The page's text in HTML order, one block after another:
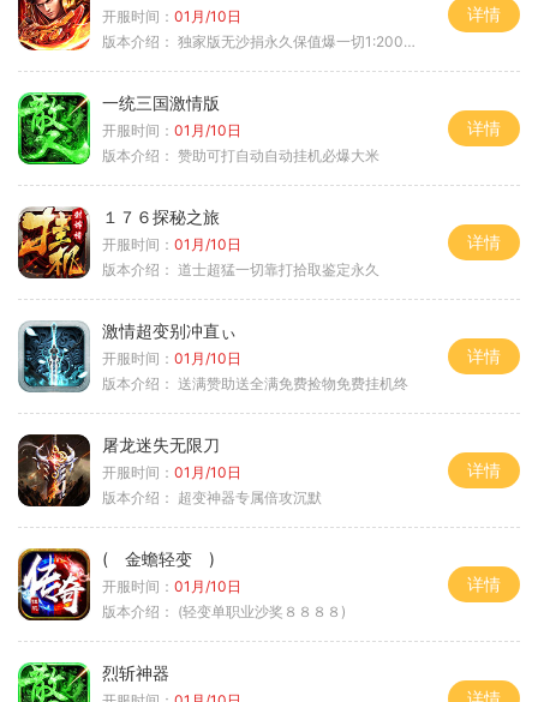
开服时间： 01月/10日
版本介绍： 独家版无沙捐永久保值爆一切1:2000回3
详情
一统三国激情版
开服时间： 01月/10日
版本介绍： 赞助可打自动自动挂机必爆大米
详情
１７６探秘之旅
开服时间： 01月/10日
版本介绍： 道士超猛一切靠打拾取鉴定永久
详情
激情超变别冲直ぃ
开服时间： 01月/10日
版本介绍： 送满赞助送全满免费捡物免费挂机终
详情
屠龙迷失无限刀
开服时间： 01月/10日
版本介绍： 超变神器专属倍攻沉默
详情
( 金蟾轻变 )
开服时间： 01月/10日
版本介绍： (轻变单职业沙奖８８８８)
详情
烈斩神器
详情